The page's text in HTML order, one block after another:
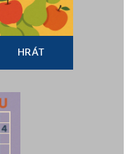
HRÁT